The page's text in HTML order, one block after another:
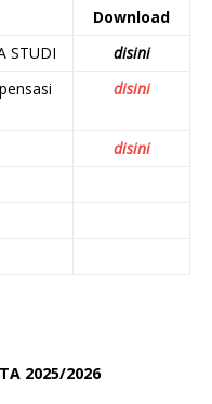
Download
STUDI
disini
disini
disini
2025/2026